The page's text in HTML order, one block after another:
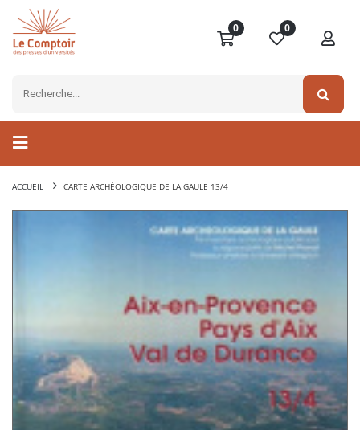
0 0
ACCUEIL CARTE ARCHÉOLOGIQUE DE LA GAULE 13/4